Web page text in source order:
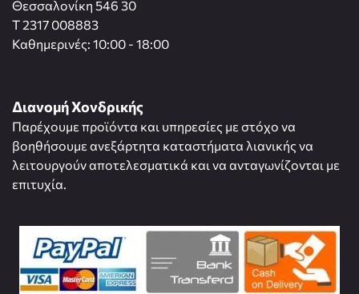
Θεσσαλονίκη 546 30
T 2317 008883
Καθημερινές: 10:00 - 18:00
Διανομή Χονδρικής
Παρέχουμε προϊόντα και υπηρεσίες με στόχο να
βοηθήσουμε ανεξάρτητα καταστήματα λιανικής να
λειτουργούν αποτελεσματικά και να ανταγωνίζονται με
επιτυχία.